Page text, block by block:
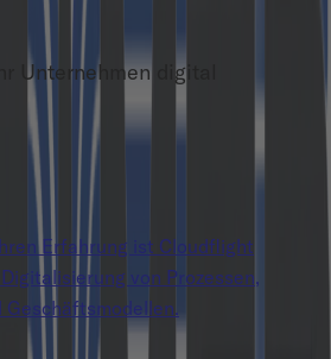
Unternehmen digital
Erfahrung ist Cloudflight
von Prozessen,
Geschäftsmodellen.